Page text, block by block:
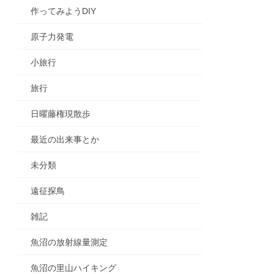
作ってみようDIY
原子力発電
小旅行
旅行
日曜藤権現散歩
最近の出来事とか
未分類
遠征探鳥
雑記
魚沼の放射線量測定
魚沼の里山ハイキング